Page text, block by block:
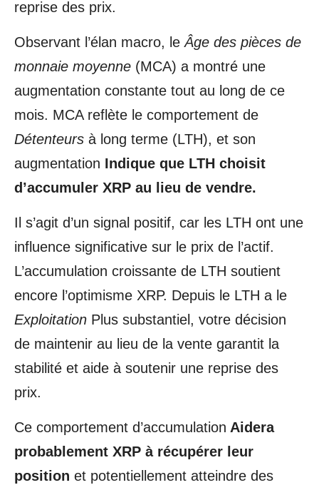
reprise des prix.
Observant l’élan macro, leÂge des pièces de
monnaie moyenne (MCA) a montré une
augmentation constante tout au long de ce
mois. MCA reflète le comportement de
Détenteurs à long terme (LTH), et son
augmentation Indique que LTH choisit
d’accumuler XRP au lieu de vendre.
Il s’agit d’un signal positif, car les LTH ont une
influence significative sur le prix de l’actif.
L’accumulation croissante de LTH soutient
encore l’optimisme XRP. Depuis le LTH a le
Exploitation Plus substantiel, votre décision
de maintenir au lieu de la vente garantit la
stabilité et aide à soutenir une reprise des
prix.
Ce comportement d’accumulation Aidera
probablement XRP à récupérer leur
position et potentiellement atteindre des